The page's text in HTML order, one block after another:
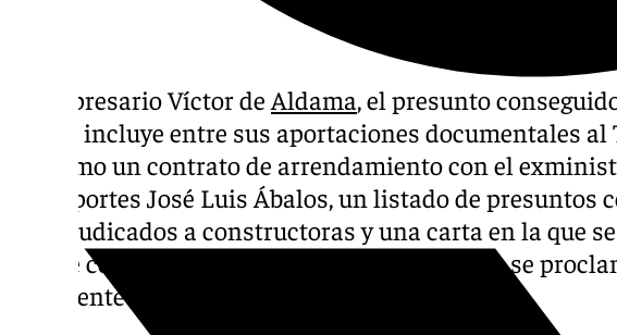
El empresario Víctor de Aldama, el presunto
Koldo’, incluye entre sus aportaciones documentales
Supremo un contrato de arrendamiento con el
Transportes José Luis Ábalos, un listado de presuntos
preadjudicados a constructoras y una carta en la que
enlace con Juan Guaidó en el tiempo que este se
presidente encargado de Venezuela.